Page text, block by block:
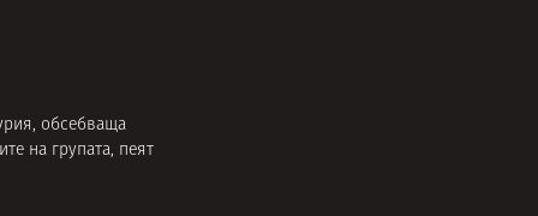
обсебваща
на групата, пеят